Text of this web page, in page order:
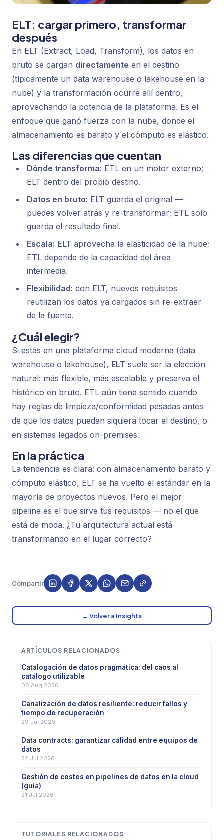
ELT: cargar primero, transformar
después
En ELT (Extract, Load, Transform), los datos en
bruto se cargan directamente en el destino
(típicamente un data warehouse o lakehouse en la
nube) y la transformación ocurre allí dentro,
aprovechando la potencia de la plataforma. Es el
enfoque que ganó fuerza con la nube, donde el
almacenamiento es barato y el cómputo es elástico.
Las diferencias que cuentan
Dónde transforma: ETL en un motor externo;
ELT dentro del propio destino.
Datos en bruto: ELT guarda el original —
puedes volver atrás y re-transformar; ETL solo
guarda el resultado final.
Escala: ELT aprovecha la elasticidad de la nube;
ETL depende de la capacidad del área
intermedia.
Flexibilidad: con ELT, nuevos requisitos
reutilizan los datos ya cargados sin re-extraer
de la fuente.
¿Cuál elegir?
Si estás en una plataforma cloud moderna (data
warehouse o lakehouse), ELT suele ser la elección
natural: más flexible, más escalable y preserva el
histórico en bruto. ETL aún tiene sentido cuando
hay reglas de limpieza/conformidad pesadas antes
de que los datos puedan siquiera tocar el destino, o
en sistemas legados on-premises.
En la práctica
La tendencia es clara: con almacenamiento barato y
cómputo elástico, ELT se ha vuelto el estándar en la
mayoría de proyectos nuevos. Pero el mejor
pipeline es el que sirve tus requisitos — no el que
está de moda. ¿Tu arquitectura actual está
transformando en el lugar correcto?
Compartir
← Volver a Insights
ARTÍCULOS RELACIONADOS
Catalogación de datos pragmática: del caos al
catálogo utilizable
06 Aug 2026
Canalización de datos resiliente: reducir fallos y
tiempo de recuperación
29 Jul 2026
Data contracts: garantizar calidad entre equipos de
datos
22 Jul 2026
Gestión de costes en pipelines de datos en la cloud
(guía)
21 Jul 2026
TUTORIALES RELACIONADOS